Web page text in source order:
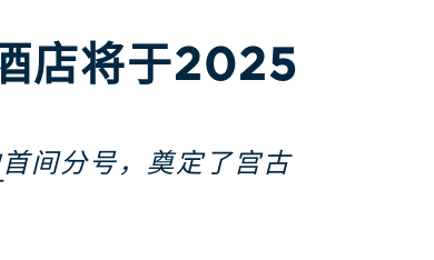
店将于2025
间分号，奠定了宫古